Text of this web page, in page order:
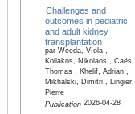
Challenges and
outcomes in pediatric
and adult kidney
transplantation
par Weeda, Víola ,
Koliakos, Nikolaos , Caës,
Thomas , Khelif, Adrian ,
Mikhalski, Dimitri , Lingier,
Pierre
Publication2026-04-28